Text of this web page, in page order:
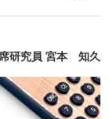
研究員 宮本 知久